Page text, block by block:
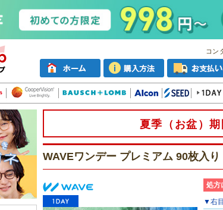
コン
夏季（お盆）
WAVEワンデー プレミアム 90枚入り
処方
▼右目